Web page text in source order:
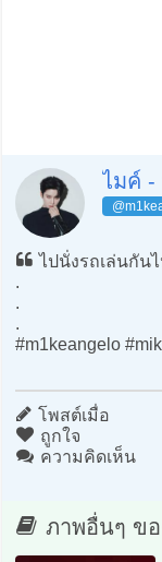
ไมค์ -
ไปนั่งรถเล่นกั
.
.
.
#m1keangelo
โพสต์เมื่อ
ถูกใจ
ความคิดเห็น
ภาพอื่นๆ ข